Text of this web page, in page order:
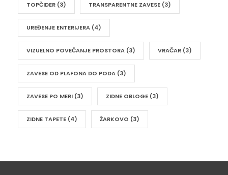
TOPČIDER (3) TRANSPARENTNE ZAVESE (3)
UREĐENJE ENTERIJERA (4)
VIZUELNO POVEĆANJE PROSTORA (3) VRAČAR (3)
ZAVESE OD PLAFONA DO PODA (3)
ZAVESE PO MERI (3) ZIDNE OBLOGE (3)
ZIDNE TAPETE (4) ŽARKOVO (3)